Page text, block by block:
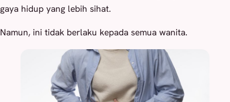
gaya hidup yang lebih sihat.
Namun, ini tidak berlaku kepada semua wanita.